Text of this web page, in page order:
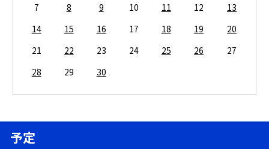
7
8 9 10 11 12
13
14
15 16 17 18 19
20
21
22 23 24 25 26
27
28
29 30
予定